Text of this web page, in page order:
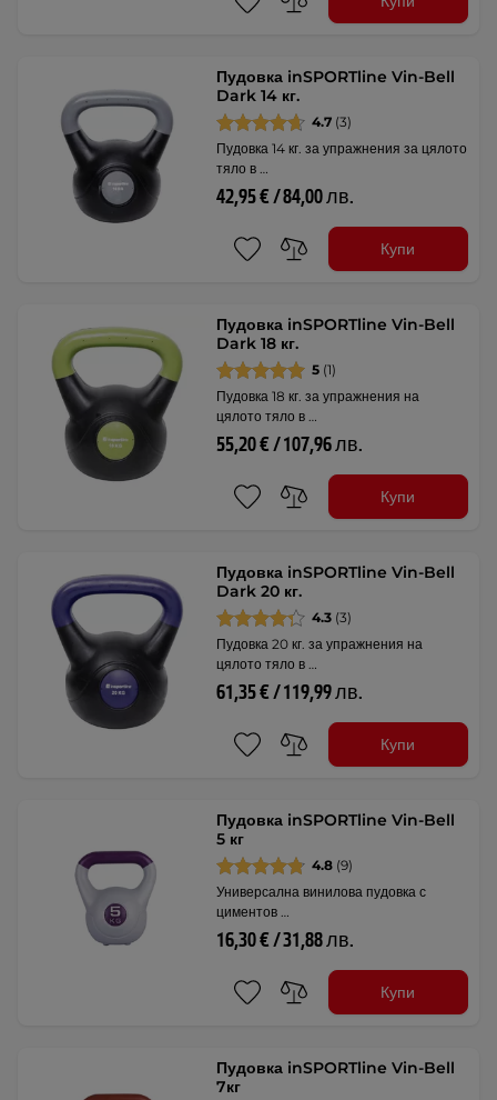
Пудовка inSPORTline Vin-Bell
Dark 14 кг.
4.7 (3)
Пудовка 14 кг. за упражнения за цялото
тяло в …
42,95 € / 84,00 лв.
Купи
Пудовка inSPORTline Vin-Bell
Dark 18 кг.
5 (1)
Пудовка 18 кг. за упражнения на
цялото тяло в …
55,20 € / 107,96 лв.
Купи
Пудовка inSPORTline Vin-Bell
Dark 20 кг.
4.3 (3)
Пудовка 20 кг. за упражнения на
цялото тяло в …
61,35 € / 119,99 лв.
Купи
Пудовка inSPORTline Vin-Bell
5 кг
4.8 (9)
Универсална винилова пудовка с
циментов …
16,30 € / 31,88 лв.
Купи
Пудовка inSPORTline Vin-Bell
7кг